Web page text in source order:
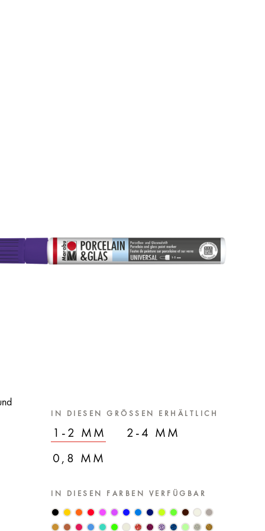
IN DIESEN GRÖSSEN ERHÄLTLICH
1-2 MM 2-4 MM
0,8 MM
IN DIESEN FARBEN VERFÜGBAR